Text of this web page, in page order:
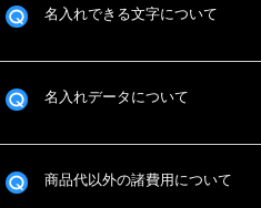
名入れできる文字について
名入れデータについて
商品代以外の諸費用について